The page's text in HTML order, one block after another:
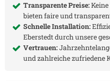
Transparente Preise:
bieten faire und
Schnelle Installation:
Eberstedtdurch unsere
Vertrauen:
und zahlreiche zufriedene